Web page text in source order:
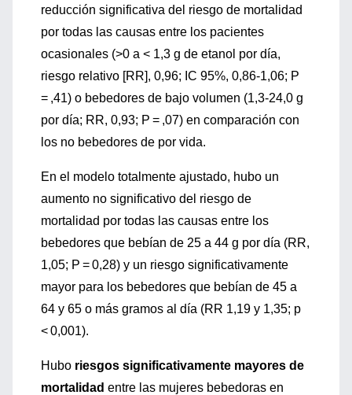
reducción significativa del riesgo de mortalidad
por todas las causas entre los pacientes
ocasionales (>0 a < 1,3 g de etanol por día,
riesgo relativo [RR], 0,96; IC 95%, 0,86-1,06; P
= ,41) o bebedores de bajo volumen (1,3-24,0 g
por día; RR, 0,93; P = ,07) en comparación con
los no bebedores de por vida.
En el modelo totalmente ajustado, hubo un
aumento no significativo del riesgo de
mortalidad por todas las causas entre los
bebedores que bebían de 25 a 44 g por día (RR,
1,05; P = 0,28) y un riesgo significativamente
mayor para los bebedores que bebían de 45 a
64 y 65 o más gramos al día (RR 1,19 y 1,35; p
< 0,001).
Hubo riesgos significativamente mayores de
mortalidad entre las mujeres bebedoras en